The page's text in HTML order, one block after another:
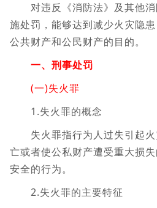
对违反《消防法》及其他消
施处罚，能够达到减少火灾隐患
公共财产和公民财产的目的。
一、刑事处罚
(一)失火罪
1.失火罪的概念
失火罪指行为人过失引起火
亡或者使公私财产遭受重大损
安全的行为。
2.失火罪的主要特征